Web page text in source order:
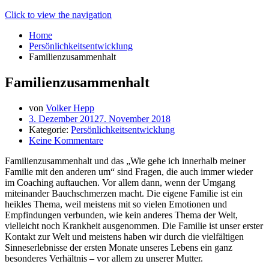
Click to view the navigation
Home
Persönlichkeitsentwicklung
Familienzusammenhalt
Familienzusammenhalt
von Volker Hepp
3. Dezember 20127. November 2018
Kategorie: Persönlichkeitsentwicklung
Keine Kommentare
Familienzusammenhalt und das „Wie gehe ich innerhalb meiner
Familie mit den anderen um“ sind Fragen, die auch immer wieder
im Coaching auftauchen. Vor allem dann, wenn der Umgang
miteinander Bauchschmerzen macht. Die eigene Familie ist ein
heikles Thema, weil meistens mit so vielen Emotionen und
Empfindungen verbunden, wie kein anderes Thema der Welt,
vielleicht noch Krankheit ausgenommen. Die Familie ist unser erster
Kontakt zur Welt und meistens haben wir durch die vielfältigen
Sinneserlebnisse der ersten Monate unseres Lebens ein ganz
besonderes Verhältnis – vor allem zu unserer Mutter.